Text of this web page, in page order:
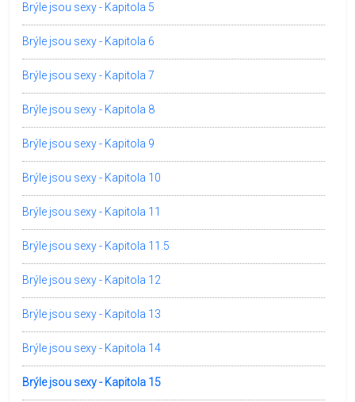
Brýle jsou sexy - Kapitola 5
Brýle jsou sexy - Kapitola 6
Brýle jsou sexy - Kapitola 7
Brýle jsou sexy - Kapitola 8
Brýle jsou sexy - Kapitola 9
Brýle jsou sexy - Kapitola 10
Brýle jsou sexy - Kapitola 11
Brýle jsou sexy - Kapitola 11.5
Brýle jsou sexy - Kapitola 12
Brýle jsou sexy - Kapitola 13
Brýle jsou sexy - Kapitola 14
Brýle jsou sexy - Kapitola 15